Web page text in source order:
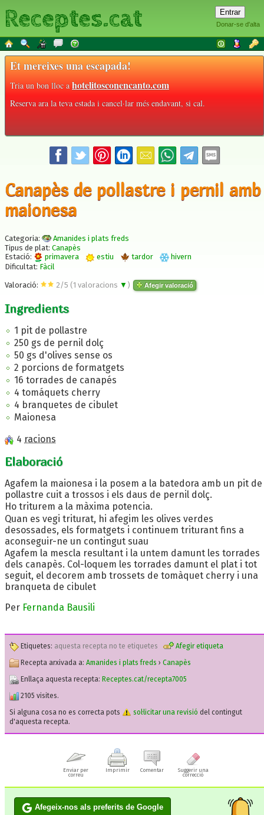
Donar-se d'alta
Receptes.cat
Et mereixes una escapada!
Tria un bon lloc ahotelitosconencanto.com
Reserva ara la teva estada i cancel·lar més endavant, si cal.
Canapès de pollastre i pernil amb
maionesa
Categoria:
Amanides i plats freds
Tipus de plat: Canapès
Estació:
primavera estiu tardor
hivern
Dificultat: Fàcil
Valoració: 2 /5 (1 valoracions ▼ ) Afegir valoració
Ingredients
1 pit de pollastre
250 gs de pernil dolç
50 gs d'olives sense os
2 porcions de formatgets
16 torrades de canapés
4 tomáquets cherry
4 branquetes de cibulet
Maionesa
4 racions
Elaboració
Agafem la maionesa i la posem a la batedora amb un pit de
pollastre cuit a trossos i els daus de pernil dolç.
Ho triturem a la màxima potencia.
Quan es vegi triturat, hi afegim les olives verdes
desossades, els formatgets i continuem triturant fins a
aconseguir-ne un contingut suau
Agafem la mescla resultant i la untem damunt les torrades
dels canapès. Col-loquem les torrades damunt el plat i tot
seguit, el decorem amb trossets de tomàquet cherry i una
branqueta de cibulet
Per Fernanda Bausili
Etiquetes: aquesta recepta no te etiquetes
Afegir etiqueta
Recepta arxivada a: Amanides i plats freds › Canapès
Enllaça aquesta recepta: Receptes.cat/recepta7005
2105 visites.
Si alguna cosa no es correcta pots
sol·licitar una revisió del contingut
d'aquesta recepta.
Enviar per
correu
Imprimir Comentar
Suggerir una
correcció
Afegeix-nos als preferits de Google